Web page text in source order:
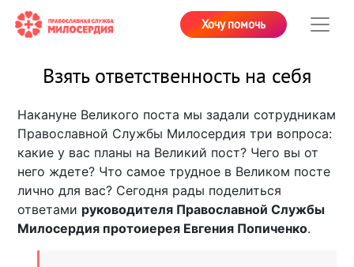
Хочу помочь
Взять ответственность на себя
Накануне Великого поста мы задали сотрудникам
Православной Службы Милосердия три вопроса:
какие у вас планы на Великий пост? Чего вы от
него ждете? Что самое трудное в Великом посте
лично для вас? Сегодня рады поделиться
ответами руководителя Православной Службы
Милосердия протоиерея Евгения Попиченко.